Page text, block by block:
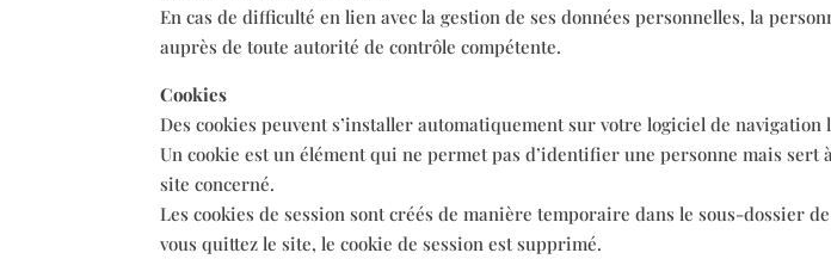
En cas de difficulté en lien avec la gestion de ses données personnelles, la
auprès de toute autorité de contrôle compétente.
Cookies
Des cookies peuvent s’installer automatiquement sur votre logiciel de
Un cookie est un élément qui ne permet pas d’identifier une personne mais
site concerné.
Les cookies de session sont créés de manière temporaire dans le sous-dossier
vous quittez le site, le cookie de session est supprimé.